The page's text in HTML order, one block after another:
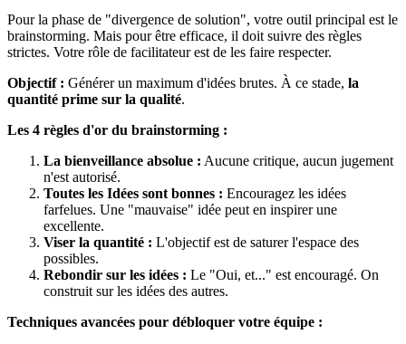
Pour la phase de "divergence de solution", votre outil principal est le
brainstorming. Mais pour être efficace, il doit suivre des règles
strictes. Votre rôle de facilitateur est de les faire respecter.
Objectif : Générer un maximum d'idées brutes. À ce stade, la
quantité prime sur la qualité.
Les 4 règles d'or du brainstorming :
La bienveillance absolue : Aucune critique, aucun jugement
n'est autorisé.
Toutes les Idées sont bonnes : Encouragez les idées
farfelues. Une "mauvaise" idée peut en inspirer une
excellente.
Viser la quantité : L'objectif est de saturer l'espace des
possibles.
Rebondir sur les idées : Le "Oui, et..." est encouragé. On
construit sur les idées des autres.
Techniques avancées pour débloquer votre équipe :